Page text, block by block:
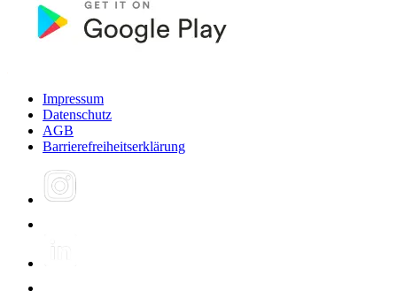
Impressum
Datenschutz
AGB
Barrierefreiheitserklärung